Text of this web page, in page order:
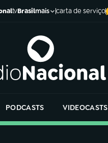
tvBrasilmais carta de serviço
PODCASTS VIDEOCASTS